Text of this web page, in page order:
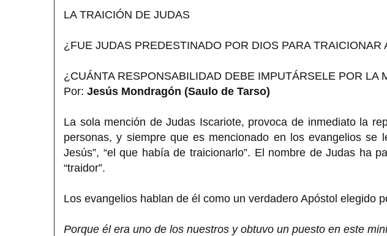
LA TRAICIÓN DE JUDAS
¿FUE JUDAS PREDESTINADO POR DIOS PARA TRAICIONAR
¿CUÁNTA RESPONSABILIDAD DEBE IMPUTÁRSELE POR LA
Por: Jesús Mondragón (Saulo de Tarso)
La sola mención de Judas Iscariote, provoca de inmediato la
personas, y siempre que es mencionado en los evangelios se
Jesús”, “el que había de traicionarlo”. El nombre de Judas ha
“traidor”.
Los evangelios hablan de él como un verdadero Apóstol elegido
Porque él era uno de los nuestros y obtuvo un puesto en este